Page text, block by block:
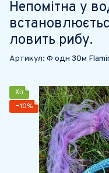
Непомітна у
ловить рибу.
Артикул: Ф одн 30м
Хіт
−10%